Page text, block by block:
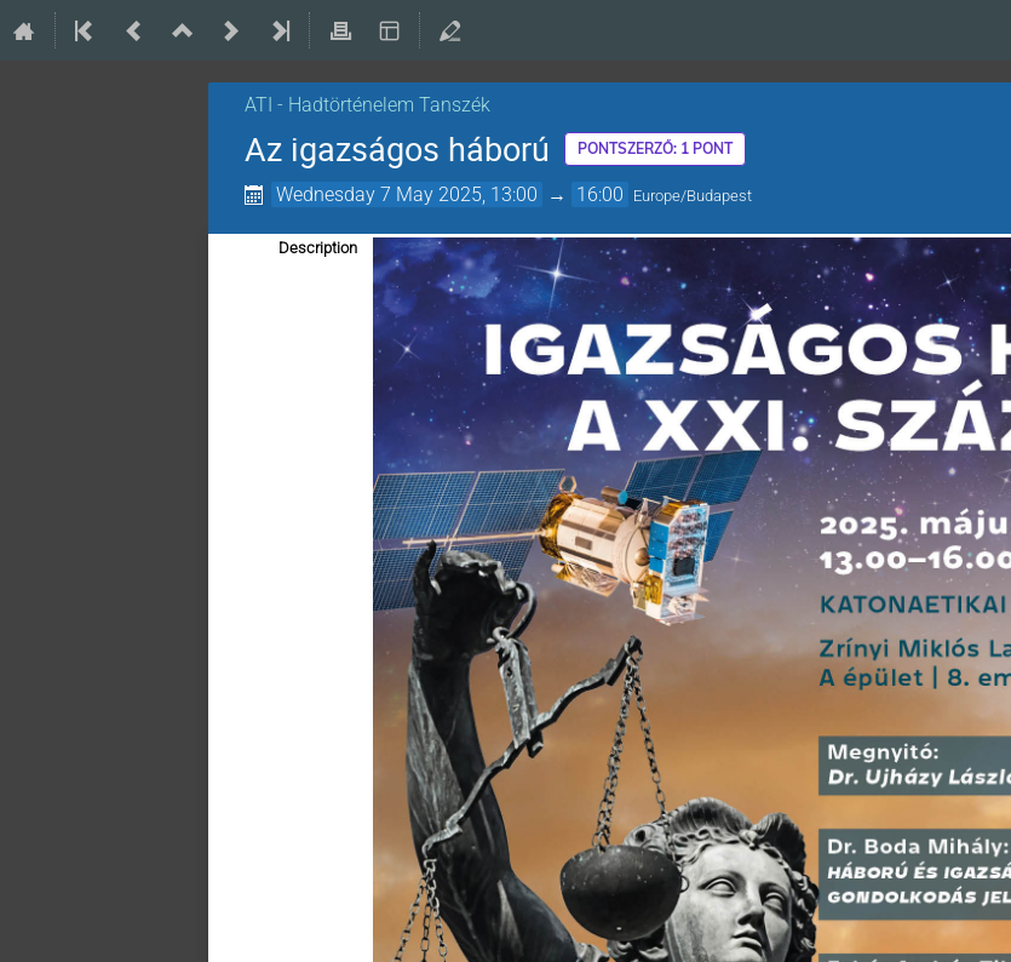
ATI - Hadtörténelem Tanszék
Az igazságos háború PONTSZERZŐ: 1 PONT
Wednesday 7 May 2025, 13:00 → 16:00 Europe/Budapest
Description